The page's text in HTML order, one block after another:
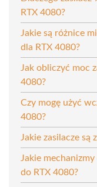
RTX 4080?
Jakie są różnice
dla RTX 4080?
Jak obliczyć moc
4080?
Czy mogę użyć
4080?
Jakie zasilacze są
Jakie
do RTX 4080?